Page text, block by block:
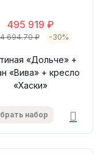
495 919 ₽
694.70 ₽ -30%
«Дольче» +
«Вива» + кресло
«Хаски»
набор